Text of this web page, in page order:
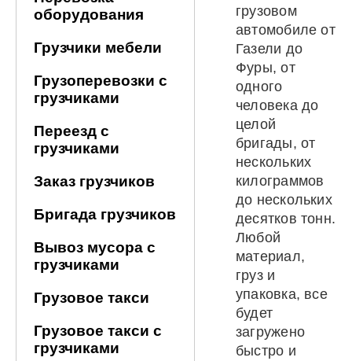
оборудования
Грузчики мебели
Грузоперевозки с
грузчиками
Переезд с
грузчиками
Заказ грузчиков
Бригада грузчиков
Вывоз мусора с
грузчиками
Грузовое такси
Грузовое такси с
грузчиками
грузовом
автомобиле от
Газели до
Фуры, от
одного
человека до
целой
бригады, от
нескольких
килограммов
до нескольких
десятков тонн.
Любой
материал,
груз и
упаковка, все
будет
загружено
быстро и